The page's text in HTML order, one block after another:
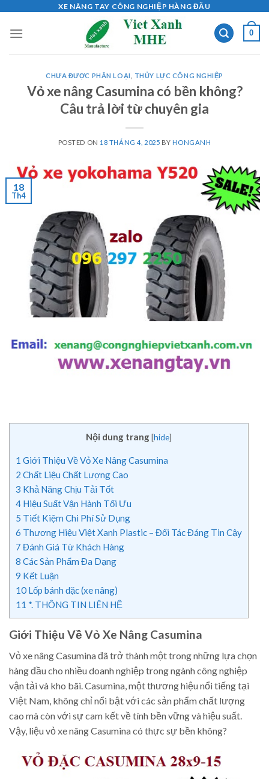
content
XE NÂNG TAY CÔNG NGHIỆP HÀNG ĐẦU
0
CHƯA ĐƯỢC PHÂN LOẠI THỦY LỰC CÔNG NGHIỆP
Vỏ xe nâng Casumina có bền không?
Câu trả lời từ chuyên gia
POSTED ON 18 THÁNG 4, 2025 BYHONGANH
18
Th4
Nội dung trang[hide]
1 Giới Thiệu Về Vỏ Xe Nâng Casumina
2 Chất Liệu Chất Lượng Cao
3 Khả Năng Chịu Tải Tốt
4 Hiệu Suất Vận Hành Tối Ưu
5 Tiết Kiệm Chi Phí Sử Dụng
6 Thương Hiệu Việt Xanh Plastic – Đối Tác Đáng Tin Cậy
7 Đánh Giá Từ Khách Hàng
8 Các Sản Phẩm Đa Dạng
9 Kết Luận
10 Lốp bánh đặc (xe nâng)
11 *. THÔNG TIN LIÊN HỆ
Giới Thiệu Về Vỏ Xe Nâng Casumina
Vỏ xe nâng Casumina đã trở thành một trong những lựa chọn
hàng đầu cho nhiều doanh nghiệp trong ngành công nghiệp
vận tải và kho bãi. Casumina, một thương hiệu nổi tiếng tại
Việt Nam, không chỉ nổi bật với các sản phẩm chất lượng
cao mà còn với sự cam kết về tính bền vững và hiệu suất.
Vậy, liệu vỏ xe nâng Casumina có thực sự bền không?